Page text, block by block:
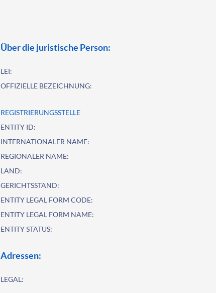
Über die juristische Person:
LEI:
OFFIZIELLE BEZEICHNUNG:
REGISTRIERUNGSSTELLE
ENTITY ID:
INTERNATIONALER NAME:
REGIONALER NAME:
LAND:
GERICHTSSTAND:
ENTITY LEGAL FORM CODE:
ENTITY LEGAL FORM NAME:
ENTITY STATUS:
Adressen:
LEGAL: